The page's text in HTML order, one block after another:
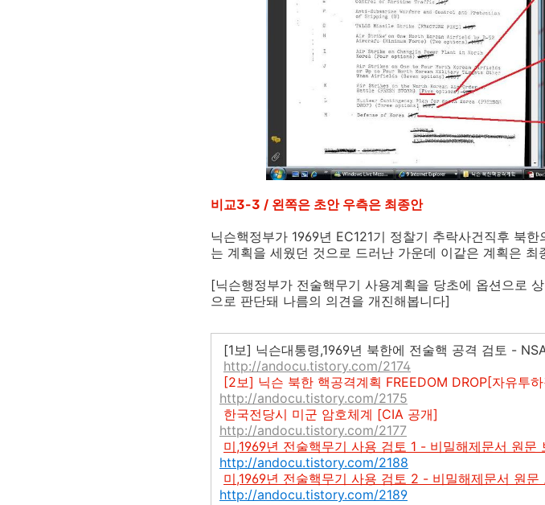
비교3-3 / 왼쪽은 초안 우측은 최종안
닉슨핵정부가 1969년 EC121기 정찰기 추락사건직후 북
는 계획을 세웠던 것으로 드러난 가운데 이같은 계획은
[닉슨행정부가 전술핵무기 사용계획을 당초에 옵션으로
으로 판단돼 나름의 의견을 개진해봅니다]
[1보] 닉슨대통령,1969년 북한에 전술핵 공격 검토 -
http://andocu.tistory.com/2174
[2보] 닉슨 북한 핵공격계획 FREEDOM DROP[자유투
http://andocu.tistory.com/2175
한국전당시 미군 암호체계 [CIA 공개]
http://andocu.tistory.com/2177
미,1969년 전술핵무기 사용 검토 1 - 비밀해제문서 원문
http://andocu.tistory.com/2188
미,1969년 전술핵무기 사용 검토 2 - 비밀해제문서 원
http://andocu.tistory.com/2189